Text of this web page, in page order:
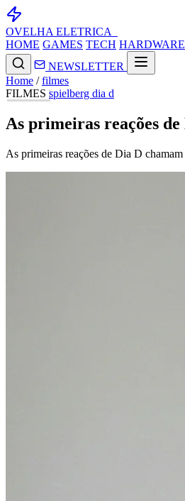
OVELHA ELETRICA_
HOME GAMES TECH HARDWARE
NEWSLETTER
Home / filmes
FILMES spielberg dia d
As primeiras reações
As primeiras reações de Dia D